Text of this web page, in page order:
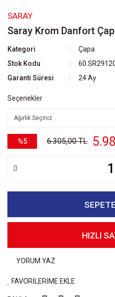
SARAY
Saray Krom Danfort
Kategori
Çapa
Stok Kodu
Garanti Süresi
24 Ay
Seçenekler
%5 6.305,00 TL
HIZLI
YORUM YAZ
FAVORİLERİME EKLE